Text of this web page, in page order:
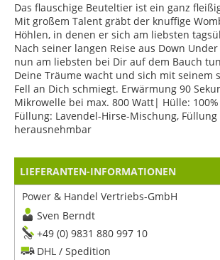
Das flauschige Beuteltier ist ein ganz
Mit großem Talent gräbt der knuffige
Höhlen, in denen er sich am liebsten
Nach seiner langen Reise aus Down
nun am liebsten bei Dir auf dem Bauch
Deine Träume wacht und sich mit seinem
Fell an Dich schmiegt. Erwärmung 90
Mikrowelle bei max. 800 Watt| Hülle: 100%
Füllung: Lavendel-Hirse-Mischung,
herausnehmbar
LIEFERANTEN-INFORMATIONEN
Power & Handel Vertriebs-GmbH
Sven Berndt
+49 (0) 9831 880 997 10
DHL / Spedition